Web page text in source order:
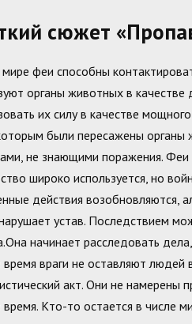
сюжет
феи способны
органы животных в
их силу в качестве
были пересажены органы
не знающими поражения.
широко используется, но
действия возобновляются,
устав. Последствием
начинает расследовать
враги не оставляют
акт. Они не намерены
Кто-то остается в числе